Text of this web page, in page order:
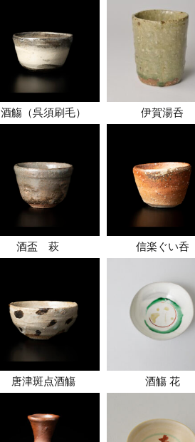
酒觴（呉須刷毛） 伊賀湯呑
酒盃 萩 信楽ぐい呑
唐津斑点酒觴 酒觴 花